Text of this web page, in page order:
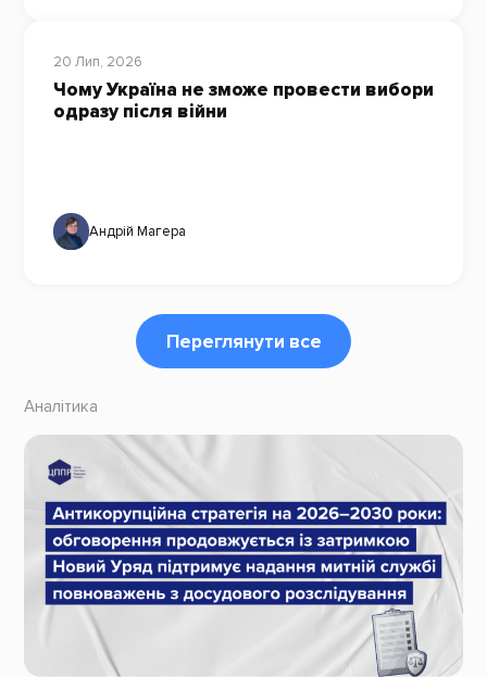
20 Лип, 2026
Чому Україна не зможе провести вибори
одразу після війни
Андрій Магера
Переглянути все
Аналітика